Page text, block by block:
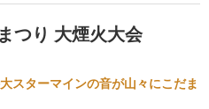
つり 大煙火大会
スターマインの音が山々にこだま